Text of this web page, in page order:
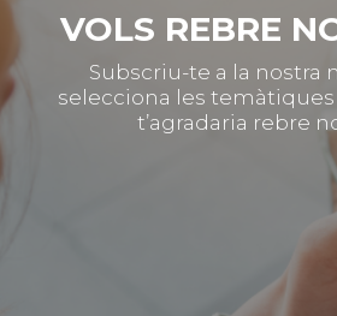
VOLS REBRE
Subscriu-te a la nostra
selecciona les
t’agradaria rebre